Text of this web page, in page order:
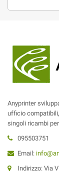
Anyprinter
ufficio
singoli ricambi
095503751
Email:
Indirizzo: Via